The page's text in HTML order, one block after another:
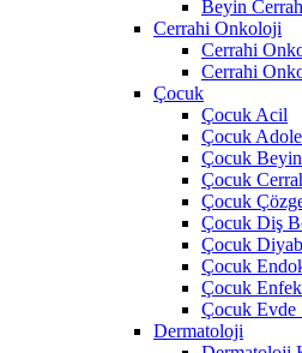
Beyin
Cerrahi Onkoloji
Cerrahi
Cerrahi
Çocuk
Çocuk Acil
Çocuk
Çocuk
Çocuk
Çocuk
Çocuk Diş
Çocuk
Çocuk
Çocuk
Çocuk Evde
Dermatoloji